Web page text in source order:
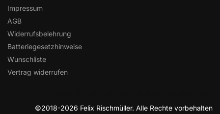
Impressum
AGB
Widerrufsbelehrung
Batteriegesetzhinweise
Wunschliste
Vertrag widerrufen
©2018-2026 Felix Rischmüller. Alle Rechte vorbehalten